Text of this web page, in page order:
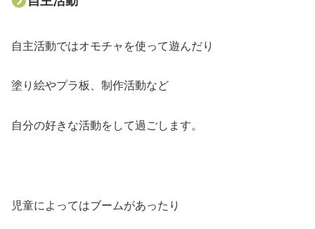
自主活動ではオモチャを使って遊んだり
塗り絵やプラ板、制作活動など
自分の好きな活動をして過ごします。
児童によってはブームがあったり